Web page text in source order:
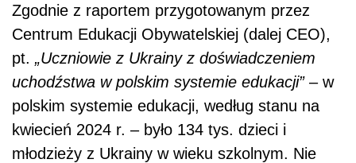
Zgodnie z raportem przygotowanym przez
Centrum Edukacji Obywatelskiej (dalej CEO),
pt. „Uczniowie z Ukrainy z doświadczeniem
uchodźstwa w polskim systemie edukacji” – w
polskim systemie edukacji, według stanu na
kwiecień 2024 r. – było 134 tys. dzieci i
młodzieży z Ukrainy w wieku szkolnym. Nie